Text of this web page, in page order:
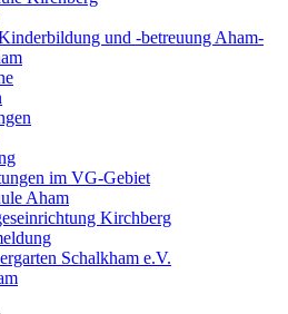
und -betreuung Aham-
im VG-Gebiet
Aham
Kirchberg
Schalkham e.V.